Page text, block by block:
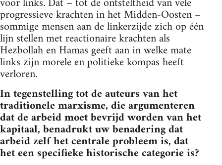
progressieve krachten in het Midden-Oosten –
sommige mensen aan de linkerzijde zich op één
lijn stellen met reactionaire krachten als
Hezbollah en Hamas geeft aan in welke mate
links zijn morele en politieke kompas heeft
verloren.
In tegenstelling tot de auteurs van het
traditionele marxisme, die argumenteren
dat de arbeid moet bevrijd worden van het
kapitaal, benadrukt uw benadering dat
arbeid zelf het centrale probleem is, dat
het een specifieke historische categorie is?